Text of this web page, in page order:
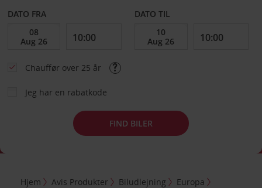
DATO FRA DATO TIL
Chauffør over 25 år
Jeg har en rabatkode
FIND BILER
Hjem Avis Produkter Biludlejning
Europa